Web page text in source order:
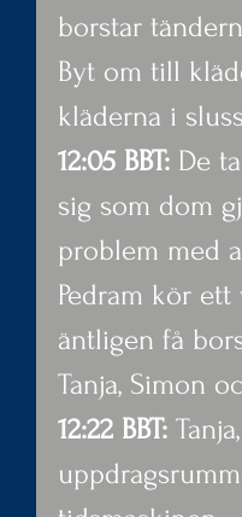
borstar
Byt om till
kläderna i
12:05 BBT: De
sig som dom
problem med
Pedram kör
äntligen få
Tanja, Simon
12:22 BBT: